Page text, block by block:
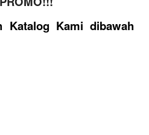
Katalog Kami dibawah